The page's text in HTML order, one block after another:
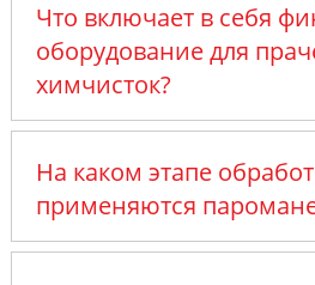
Что включает в себя
оборудование для
химчисток?
На каком этапе
применяются